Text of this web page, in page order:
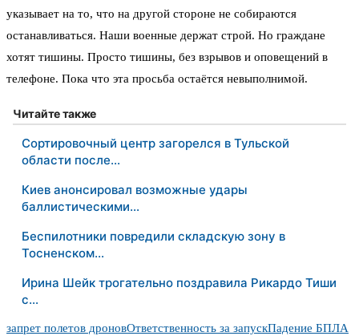
указывает на то, что на другой стороне не собираются
останавливаться. Наши военные держат строй. Но граждане
хотят тишины. Просто тишины, без взрывов и оповещений в
телефоне. Пока что эта просьба остаётся невыполнимой.
Читайте также
Сортировочный центр загорелся в Тульской
области после…
Киев анонсировал возможные удары
баллистическими…
Беспилотники повредили складскую зону в
Тосненском…
Ирина Шейк трогательно поздравила Рикардо Тиши
с…
запрет полетов дроновОтветственность за запускПадение БПЛА